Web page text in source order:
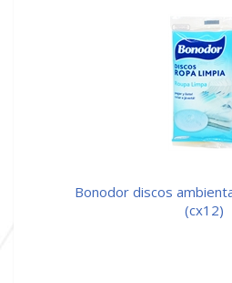
bonodor discos ambientador roupa limpa
(cx12)